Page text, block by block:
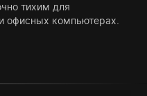
тихим для
офисных компьютерах.